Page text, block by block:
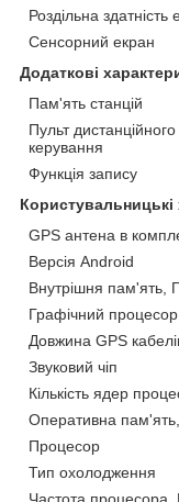
Роздільна здатність
Сенсорний екран
Додаткові
Пам'ять станцій
Пульт дистанційного
керування
Функція запису
Користувальницькі
GPS антена в
Версія Android
Внутрішня пам'ять,
Графічний процесор
Довжина GPS
Звуковий чіп
Кількість ядер
Оперативна
Процесор
Тип охолодження